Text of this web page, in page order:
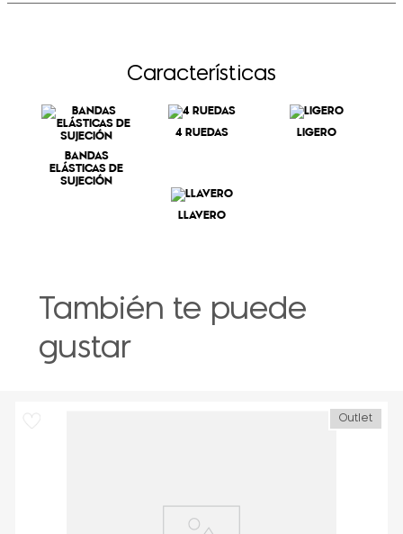
Características
BANDAS
ELÁSTICAS DE
SUJECIÓN
4 RUEDAS LIGERO
LLAVERO
También te puede
gustar
Outlet